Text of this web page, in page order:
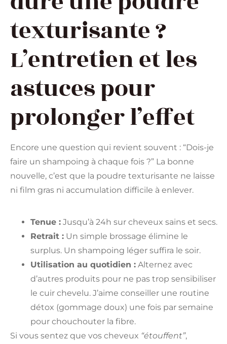
texturisante ?
L’entretien et les
astuces pour
prolonger l’effet
Encore une question qui revient souvent : “Dois-je
faire un shampoing à chaque fois ?” La bonne
nouvelle, c’est que la poudre texturisante ne laisse
ni film gras ni accumulation difficile à enlever.
Tenue : Jusqu’à 24h sur cheveux sains et secs.
Retrait : Un simple brossage élimine le
surplus. Un shampoing léger suffira le soir.
Utilisation au quotidien : Alternez avec
d’autres produits pour ne pas trop sensibiliser
le cuir chevelu. J’aime conseiller une routine
détox (gommage doux) une fois par semaine
pour chouchouter la fibre.
Si vous sentez que vos cheveux “étouffent”,